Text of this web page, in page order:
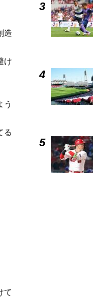
造
け
う
る
て